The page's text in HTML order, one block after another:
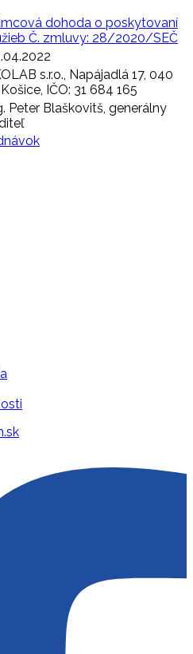
dohoda o poskytovaní
Č. zmluvy: 28/2020/SEČ
s.r.o., Napájadlá 17, 040
IČO: 31 684 165
Peter Blaškovitš, generálny